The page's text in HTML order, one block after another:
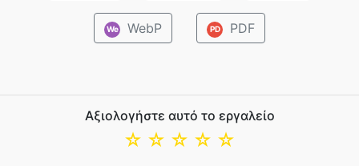
We WebP PD PDF
Αξιολογήστε αυτό το εργαλείο
☆
☆
☆
☆
☆